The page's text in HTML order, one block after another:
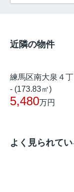
近隣の物件
練馬区南大泉４丁
- (173.83㎡)
5,480万円
よく見られて